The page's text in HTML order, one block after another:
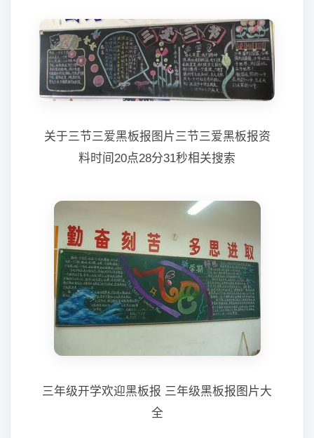
关于三节三爱黑板报图片三节三爱黑板报资
料时间20点28分31秒相关搜索
三年级开学欢迎黑板报 三年级黑板报图片大
全